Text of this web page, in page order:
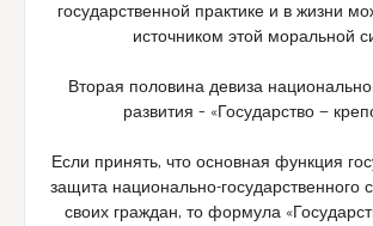
государственной практике и в жизни
источником этой моральной
Вторая половина девиза
развития – «Государство —
Если принять, что основная функция
защита национально-государственного
своих граждан, то формула